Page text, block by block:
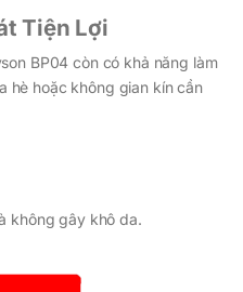
Tiện Lợi
BP04 còn có khả năng làm
hè hoặc không gian kín cần
không gây khô da.